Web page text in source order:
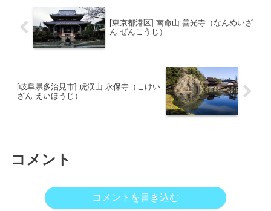
[東京都港区] 南命山 善光寺（なんめいざ
ん ぜんこうじ）
[岐阜県多治見市] 虎渓山 永保寺（こけい
ざん えいほうじ）
コメント
コメントを書き込む